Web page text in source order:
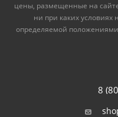
цены, размещенные на
ни при каких условиях
определяемой положениями
8